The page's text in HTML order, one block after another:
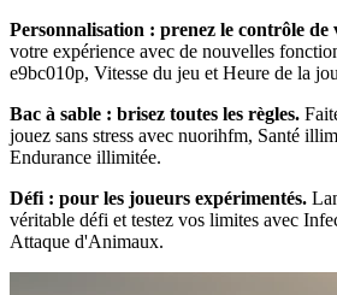
Personnalisation : prenez le contrôle de
votre expérience avec de nouvelles
e9bc010p, Vitesse du jeu et Heure de la
Bac à sable : brisez toutes les règles.
jouez sans stress avec nuorihfm, Santé
Endurance illimitée.
Défi : pour les joueurs expérimentés.
véritable défi et testez vos limites avec
Attaque d'Animaux.